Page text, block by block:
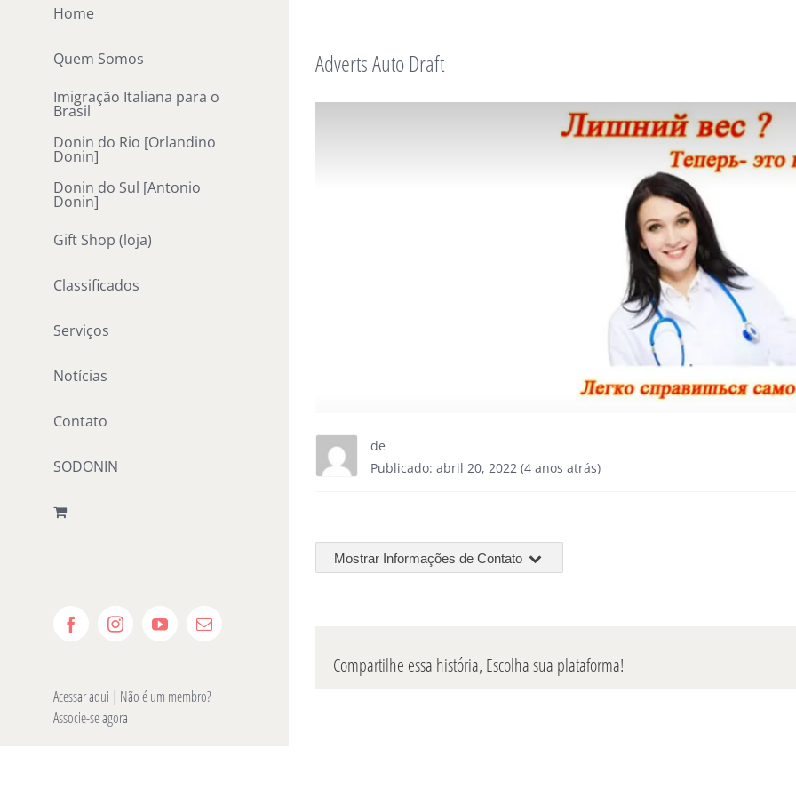
Home
Quem Somos
Imigração Italiana para o
Brasil
Donin do Rio [Orlandino
Donin]
Donin do Sul [Antonio
Donin]
Gift Shop (loja)
Classificados
Serviços
Notícias
Contato
SODONIN
FacebookInstagramYouTube
E-
Acessar aqui | Não é um membro?
Associe-se agora
Adverts Auto Draft
de
Publicado: abril 20, 2022 (4 anos atrás)
Mostrar Informações de Contato
Compartilhe essa história, Escolha sua plataforma!